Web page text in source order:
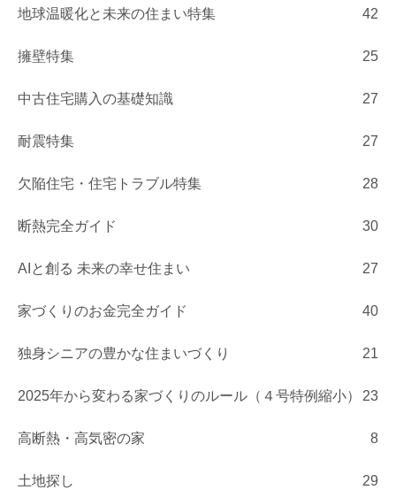
地球温暖化と未来の住まい特集 42
擁壁特集 25
中古住宅購入の基礎知識 27
耐震特集 27
欠陥住宅・住宅トラブル特集 28
断熱完全ガイド 30
AIと創る 未来の幸せ住まい 27
家づくりのお金完全ガイド 40
独身シニアの豊かな住まいづくり 21
2025年から変わる家づくりのルール（４号特例縮小） 23
高断熱・高気密の家 8
土地探し 29